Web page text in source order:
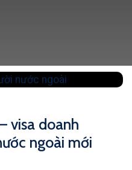
visa doanh
ngoài mới